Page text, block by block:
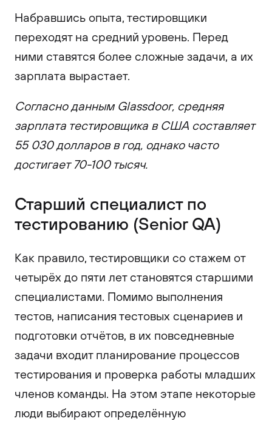
Набравшись опыта, тестировщики
переходят на средний уровень. Перед
ними ставятся более сложные задачи, а их
зарплата вырастает.
Согласно данным Glassdoor, средняя
зарплата тестировщика в США составляет
55 030 долларов в год, однако часто
достигает 70-100 тысяч.
Старший специалист по
тестированию (Senior QA)
Как правило, тестировщики со стажем от
четырёх до пяти лет становятся старшими
специалистами. Помимо выполнения
тестов, написания тестовых сценариев и
подготовки отчётов, в их повседневные
задачи входит планирование процессов
тестирования и проверка работы младших
членов команды. На этом этапе некоторые
люди выбирают определённую